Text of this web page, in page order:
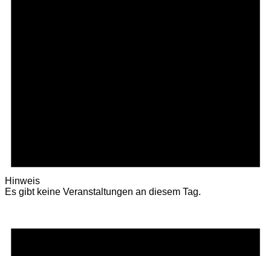
Hinweis
Es gibt keine Veranstaltungen an diesem Tag.